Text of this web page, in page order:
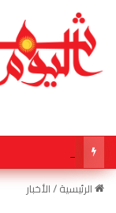
الرئيسية/الأخبار